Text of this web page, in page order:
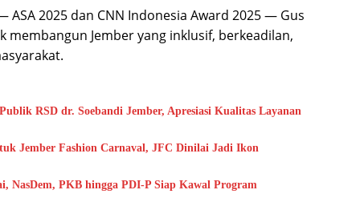
2025 dan CNN Indonesia Award 2025 — Gus
membangun Jember yang inklusif, berkeadilan,
RSD dr. Soebandi Jember, Apresiasi Kualitas Layanan
Jember Fashion Carnaval, JFC Dinilai Jadi Ikon
NasDem, PKB hingga PDI-P Siap Kawal Program